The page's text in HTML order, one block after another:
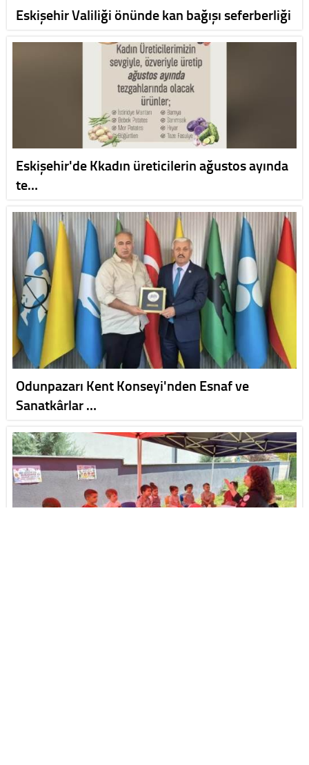
Eskişehir Valiliği önünde kan bağışı seferberliği
Eskişehir'de Kkadın üreticilerin ağustos ayında
te…
Odunpazarı Kent Konseyi'nden Esnaf ve
Sanatkârlar …